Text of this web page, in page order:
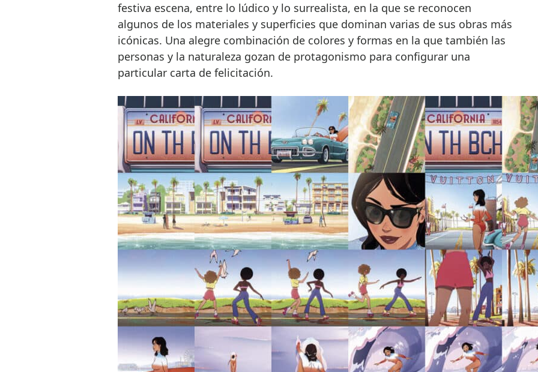
festiva escena, entre lo lúdico y lo surrealista, en la que se reconocen
algunos de los materiales y superficies que dominan varias de sus obras más
icónicas. Una alegre combinación de colores y formas en la que también las
personas y la naturaleza gozan de protagonismo para configurar una
particular carta de felicitación.